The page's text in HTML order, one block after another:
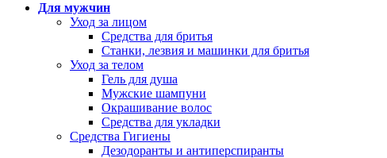
Для мужчин
Уход за лицом
Средства для бритья
Станки, лезвия и машинки для бритья
Уход за телом
Гель для душа
Мужские шампуни
Окрашивание волос
Средства для укладки
Средства Гигиены
Дезодоранты и антиперспиранты